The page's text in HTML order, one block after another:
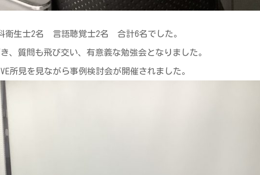
衛生士2名 言語聴覚士2名 合計6名でした。
、質問も飛び交い、有意義な勉強会となりました。
所見を見ながら事例検討会が開催されました。